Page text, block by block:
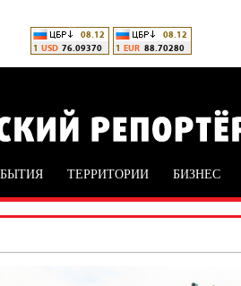
ТЕРРИТОРИИ БИЗНЕС